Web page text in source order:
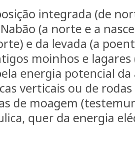
integrada (de
(a norte e a
e da levada (a
moinhos e lagares
energia potencial da
verticais ou de
de moagem
quer da energia